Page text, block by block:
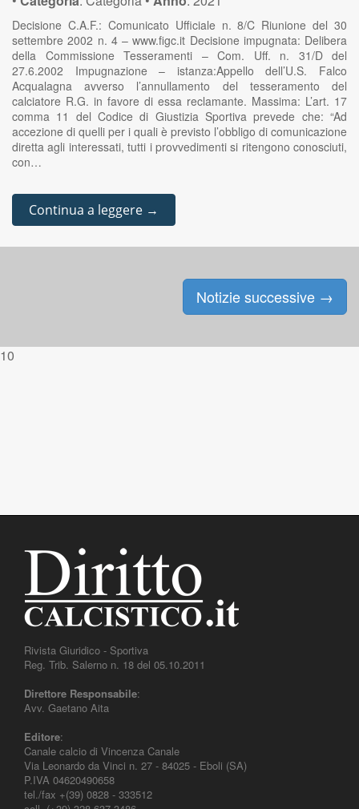
Decisione C.A.F.: Comunicato Ufficiale n. 8/C Riunione del 30
settembre 2002 n. 4 – www.figc.it Decisione impugnata: Delibera
della Commissione Tesseramenti – Com. Uff. n. 31/D del
27.6.2002 Impugnazione – istanza:Appello dell’U.S. Falco
Acqualagna avverso l’annullamento del tesseramento del
calciatore R.G. in favore di essa reclamante. Massima: L’art. 17
comma 11 del Codice di Giustizia Sportiva prevede che: “Ad
accezione di quelli per i quali è previsto l’obbligo di comunicazione
diretta agli interessati, tutti i provvedimenti si ritengono conosciuti,
con…
Continua a leggere →
Posts navigationNotizie successive →
10
Rivista Giuridico - Sportiva
Reg. Trib. Salerno n. 18 del 05.10.2011
Direttore Responsabile:
Avv. Gaetano Aita
Editore:
Canale calcio di Vincenza Canale
Via Leonardo da Vinci n. 27 - 84025 - Eboli (SA)
P.IVA 04620490658
tel./fax +(39) 0828 - 333512